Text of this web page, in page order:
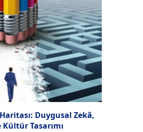
Duygusal Zekâ,
Tasarımı